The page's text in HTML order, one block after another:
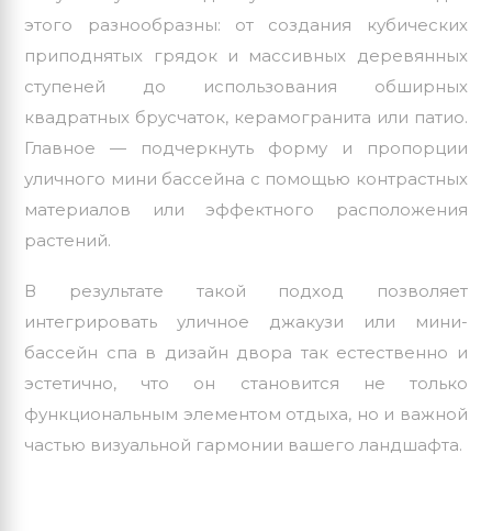
этого разнообразны: от создания кубических
приподнятых грядок и массивных деревянных
ступеней до использования обширных
квадратных брусчаток, керамогранита или патио.
Главное — подчеркнуть форму и пропорции
уличного мини бассейна с помощью контрастных
материалов или эффектного расположения
растений.
В результате такой подход позволяет
интегрировать уличное джакузи или мини-
бассейн спа в дизайн двора так естественно и
эстетично, что он становится не только
функциональным элементом отдыха, но и важной
частью визуальной гармонии вашего ландшафта.